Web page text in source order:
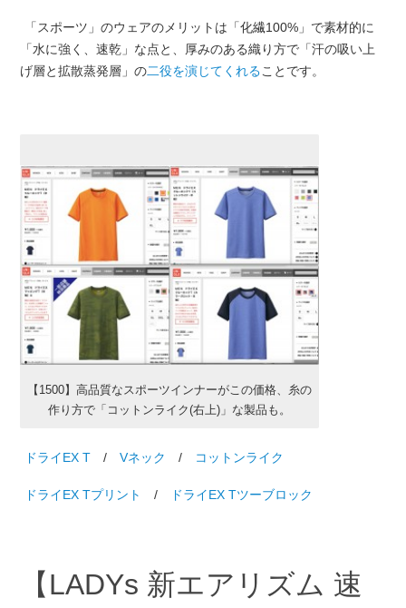
「スポーツ」のウェアのメリットは「化繊100%」で素材的に
「水に強く、速乾」な点と、厚みのある織り方で「汗の吸い上
げ層と拡散蒸発層」の二役を演じてくれることです。
【1500】高品質なスポーツインナーがこの価格、糸の
作り方で「コットンライク(右上)」な製品も。
ドライEX T/ Vネック / コットンライク
ドライEX Tプリント / ドライEX Tツーブロック
【LADYs 新エアリズム 速